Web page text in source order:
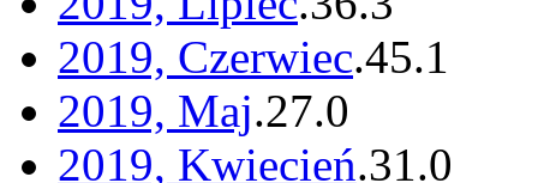
2019, Czerwiec.45.1
2019, Maj.27.0
2019, Kwiecień.31.0